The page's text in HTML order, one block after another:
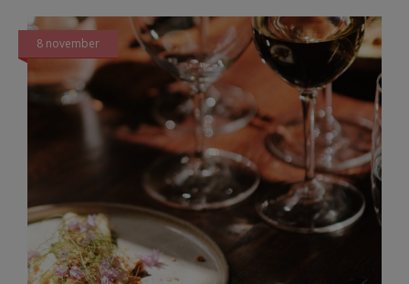
8 november